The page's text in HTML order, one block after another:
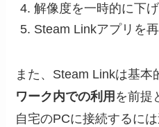
解像度を一時的に下
Steam Linkアプリを
また、Steam Linkは基本
ワーク内での利用 を前提
自宅のPCに接続するに